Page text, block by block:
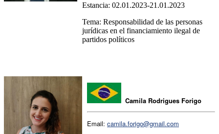
Estancia: 02.01.2023-21.01.2023
Tema: Responsabilidad de las personas
jurídicas en el financiamiento ilegal de
partidos políticos
Camila Rodrigues Forigo
Email: camila.forigo@gmail.com